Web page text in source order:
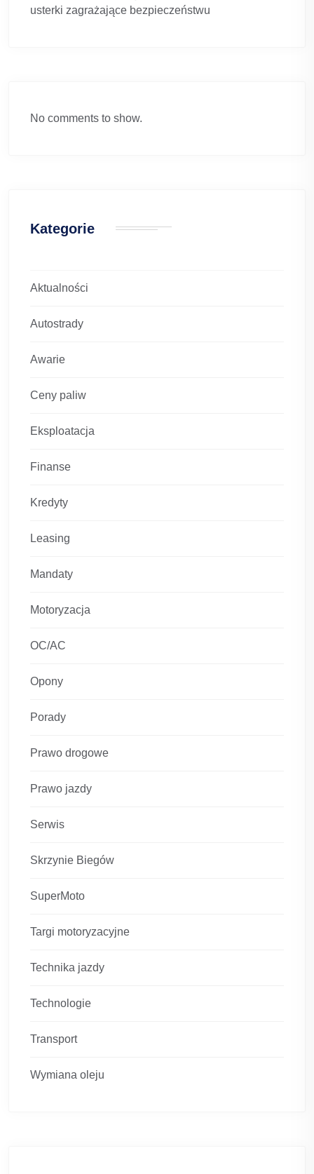
usterki zagrażające bezpieczeństwu
No comments to show.
Kategorie
Aktualności
Autostrady
Awarie
Ceny paliw
Eksploatacja
Finanse
Kredyty
Leasing
Mandaty
Motoryzacja
OC/AC
Opony
Porady
Prawo drogowe
Prawo jazdy
Serwis
Skrzynie Biegów
SuperMoto
Targi motoryzacyjne
Technika jazdy
Technologie
Transport
Wymiana oleju